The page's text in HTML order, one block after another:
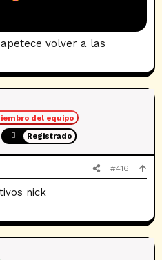
volver a las
del equipo
Registrado
#416
nick